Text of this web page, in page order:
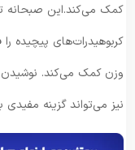
کمک می‌کند.این صبحانه
کربوهیدرات‌های پیچیده
وزن کمک می‌کند. نوشیدن
نیز می‌تواند گزینه مفیدی